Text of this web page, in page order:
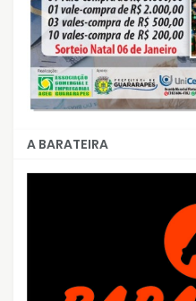
A BARATEIRA